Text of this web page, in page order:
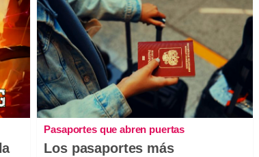
Pasaportes que abren puertas
Los pasaportes más